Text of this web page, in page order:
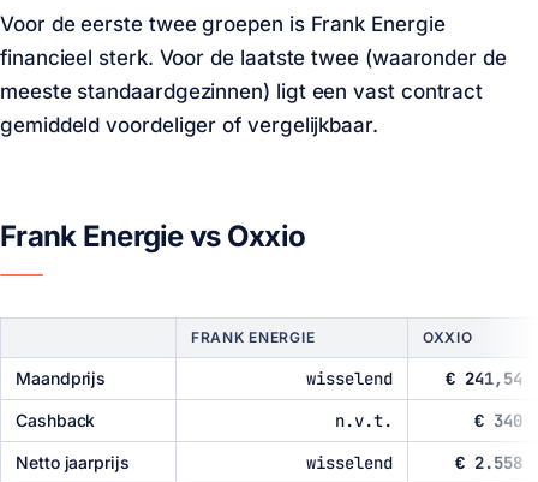
Voor de eerste twee groepen is Frank Energie
financieel sterk. Voor de laatste twee (waaronder de
meeste standaardgezinnen) ligt een vast contract
gemiddeld voordeliger of vergelijkbaar.
Frank Energie vs Oxxio
FRANK ENERGIE OXXIO
Maandprijs wisselend € 241,54
Cashback n.v.t. € 340
Netto jaarprijs wisselend € 2.558